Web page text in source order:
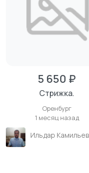
5 650 ₽
Стрижка.
Оренбург
1 месяц назад